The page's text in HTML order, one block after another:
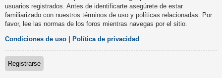
e
g
i
s
t
r
usuarios registrados. Antes de identificarte asegúrete de estar
familiarizado con nuestros términos de uso y políticas relacionadas. Por
favor, lee las normas de los foros mientras navegas por el sitio.
Condiciones de uso Política de privacidad
Registrarse